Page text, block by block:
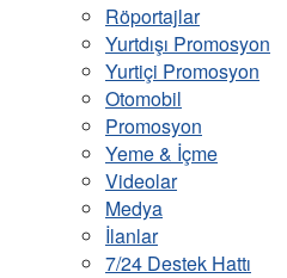
Röportajlar
Yurtdışı Promosyon
Yurtiçi Promosyon
Otomobil
Promosyon
Yeme & İçme
Videolar
Medya
İlanlar
7/24 Destek Hattı